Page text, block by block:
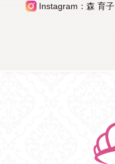
Instagram：森 育子